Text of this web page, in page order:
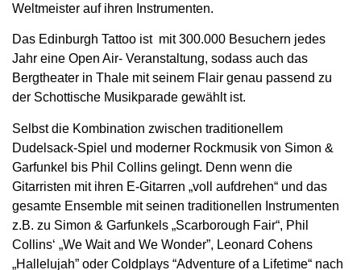
Weltmeister auf ihren Instrumenten.
Das Edinburgh Tattoo ist mit 300.000 Besuchern jedes
Jahr eine Open Air- Veranstaltung, sodass auch das
Bergtheater in Thale mit seinem Flair genau passend zu
der Schottische Musikparade gewählt ist.
Selbst die Kombination zwischen traditionellem
Dudelsack-Spiel und moderner Rockmusik von Simon &
Garfunkel bis Phil Collins gelingt. Denn wenn die
Gitarristen mit ihren E-Gitarren „voll aufdrehen“ und das
gesamte Ensemble mit seinen traditionellen Instrumenten
z.B. zu Simon & Garfunkels „Scarborough Fair“, Phil
Collins‘ „We Wait and We Wonder”, Leonard Cohens
„Hallelujah” oder Coldplays “Adventure of a Lifetime“ nach